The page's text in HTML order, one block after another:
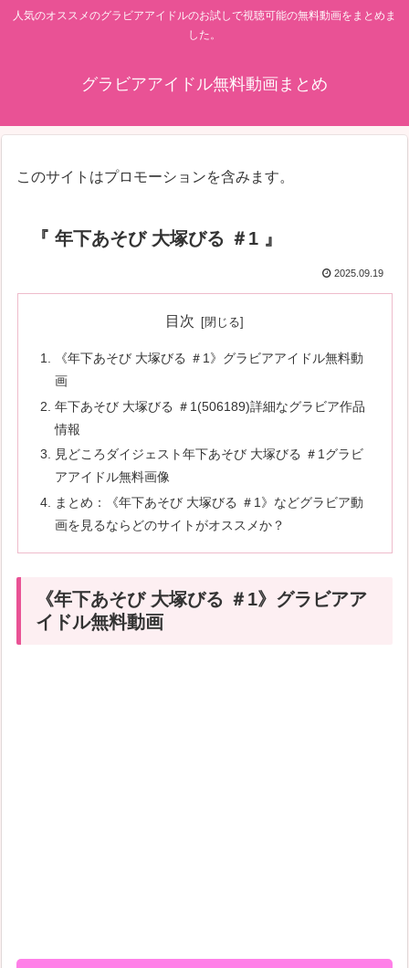
人気のオススメのグラビアアイドルのお試しで視聴可能の無料動画をまとめま
した。
グラビアアイドル無料動画まとめ
このサイトはプロモーションを含みます。
『 年下あそび 大塚びる ＃1 』
2025.09.19
目次
《年下あそび 大塚びる ＃1》グラビアアイドル無料動
画
年下あそび 大塚びる ＃1(506189)詳細なグラビア作品
情報
見どころダイジェスト年下あそび 大塚びる ＃1グラビ
アアイドル無料画像
まとめ：《年下あそび 大塚びる ＃1》などグラビア動
画を見るならどのサイトがオススメか？
《年下あそび 大塚びる ＃1》グラビアア
イドル無料動画